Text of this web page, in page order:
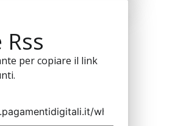
per copiare il link